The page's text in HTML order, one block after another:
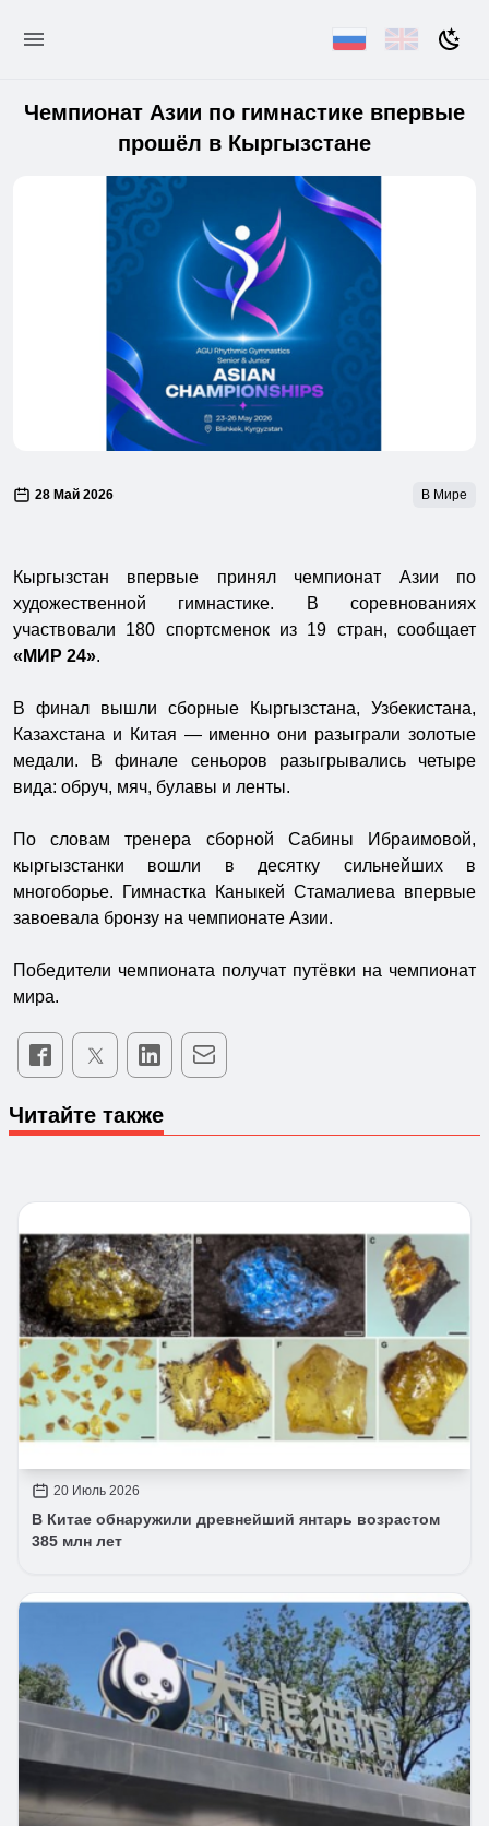
Чемпионат Азии по гимнастике впервые
прошёл в Кыргызстане
28 Май 2026 В Мире
Кыргызстан впервые принял чемпионат Азии по
художественной гимнастике. В соревнованиях
участвовали 180 спортсменок из 19 стран, сообщает
«МИР 24».
В финал вышли сборные Кыргызстана, Узбекистана,
Казахстана и Китая — именно они разыграли золотые
медали. В финале сеньоров разыгрывались четыре
вида: обруч, мяч, булавы и ленты.
По словам тренера сборной Сабины Ибраимовой,
кыргызстанки вошли в десятку сильнейших в
многоборье. Гимнастка Каныкей Стамалиева впервые
завоевала бронзу на чемпионате Азии.
Победители чемпионата получат путёвки на чемпионат
мира.
Читайте также
20 Июль 2026
В Китае обнаружили древнейший янтарь возрастом
385 млн лет